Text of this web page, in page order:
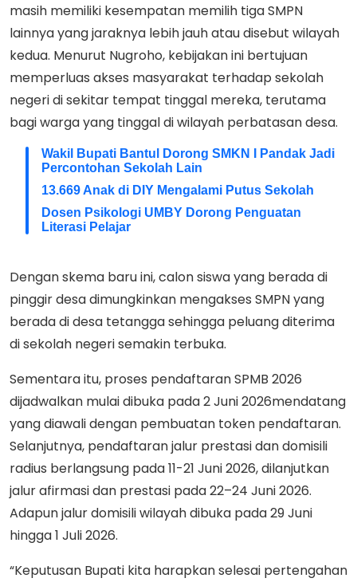
masih memiliki kesempatan memilih tiga SMPN
lainnya yang jaraknya lebih jauh atau disebut wilayah
kedua. Menurut Nugroho, kebijakan ini bertujuan
memperluas akses masyarakat terhadap sekolah
negeri di sekitar tempat tinggal mereka, terutama
bagi warga yang tinggal di wilayah perbatasan desa.
Wakil Bupati Bantul Dorong SMKN I Pandak Jadi
Percontohan Sekolah Lain
13.669 Anak di DIY Mengalami Putus Sekolah
Dosen Psikologi UMBY Dorong Penguatan
Literasi Pelajar
Dengan skema baru ini, calon siswa yang berada di
pinggir desa dimungkinkan mengakses SMPN yang
berada di desa tetangga sehingga peluang diterima
di sekolah negeri semakin terbuka.
Sementara itu, proses pendaftaran SPMB 2026
dijadwalkan mulai dibuka pada 2 Juni 2026mendatang
yang diawali dengan pembuatan token pendaftaran.
Selanjutnya, pendaftaran jalur prestasi dan domisili
radius berlangsung pada 11-21 Juni 2026, dilanjutkan
jalur afirmasi dan prestasi pada 22–24 Juni 2026.
Adapun jalur domisili wilayah dibuka pada 29 Juni
hingga 1 Juli 2026.
“Keputusan Bupati kita harapkan selesai pertengahan